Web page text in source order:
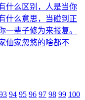
什么区别，人是当你
什么意思，当碰到正
一辈子修为来报复。
仙家忽悠的啥都不
94 95 96 97 98 99 100